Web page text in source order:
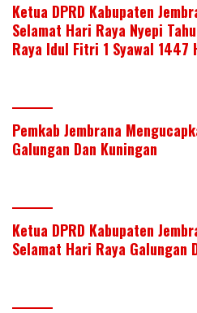
Ketua DPRD Kabupaten
Selamat Hari Raya Nyepi
Raya Idul Fitri 1 Syawal 1447
Pemkab Jembrana
Galungan Dan Kuningan
Ketua DPRD Kabupaten
Selamat Hari Raya Galungan